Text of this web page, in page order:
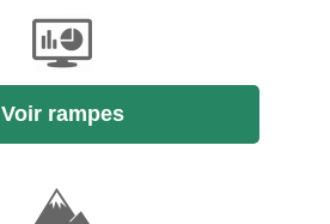
Voir rampes